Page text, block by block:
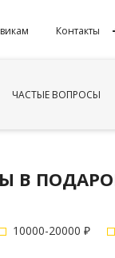
Контакты
ЧАСТЫЕ ВОПРОСЫ
В
10000-20000 ₽